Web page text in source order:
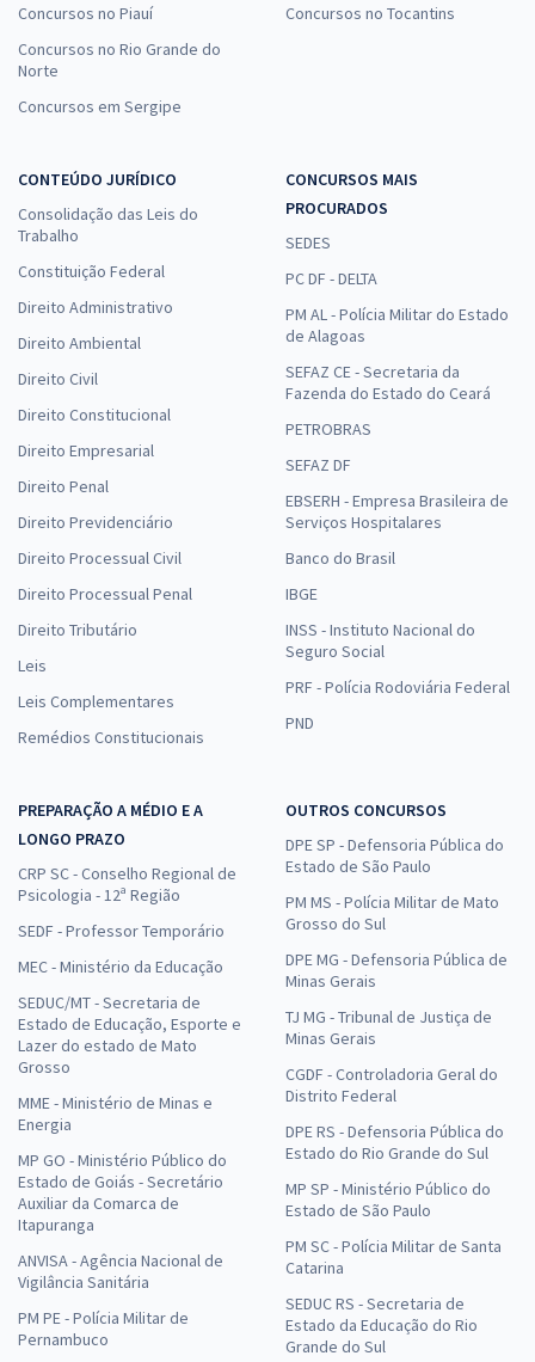
Concursos no Piauí
Concursos no Rio Grande do
Norte
Concursos em Sergipe
Concursos no Tocantins
CONTEÚDO JURÍDICO
Consolidação das Leis do
Trabalho
Constituição Federal
Direito Administrativo
Direito Ambiental
Direito Civil
Direito Constitucional
Direito Empresarial
Direito Penal
Direito Previdenciário
Direito Processual Civil
Direito Processual Penal
Direito Tributário
Leis
Leis Complementares
Remédios Constitucionais
CONCURSOS MAIS
PROCURADOS
SEDES
PC DF - DELTA
PM AL - Polícia Militar do Estado
de Alagoas
SEFAZ CE - Secretaria da
Fazenda do Estado do Ceará
PETROBRAS
SEFAZ DF
EBSERH - Empresa Brasileira de
Serviços Hospitalares
Banco do Brasil
IBGE
INSS - Instituto Nacional do
Seguro Social
PRF - Polícia Rodoviária Federal
PND
PREPARAÇÃO A MÉDIO E A
LONGO PRAZO
CRP SC - Conselho Regional de
Psicologia - 12ª Região
SEDF - Professor Temporário
MEC - Ministério da Educação
SEDUC/MT - Secretaria de
Estado de Educação, Esporte e
Lazer do estado de Mato
Grosso
MME - Ministério de Minas e
Energia
MP GO - Ministério Público do
Estado de Goiás - Secretário
Auxiliar da Comarca de
Itapuranga
ANVISA - Agência Nacional de
Vigilância Sanitária
PM PE - Polícia Militar de
Pernambuco
OUTROS CONCURSOS
DPE SP - Defensoria Pública do
Estado de São Paulo
PM MS - Polícia Militar de Mato
Grosso do Sul
DPE MG - Defensoria Pública de
Minas Gerais
TJ MG - Tribunal de Justiça de
Minas Gerais
CGDF - Controladoria Geral do
Distrito Federal
DPE RS - Defensoria Pública do
Estado do Rio Grande do Sul
MP SP - Ministério Público do
Estado de São Paulo
PM SC - Polícia Militar de Santa
Catarina
SEDUC RS - Secretaria de
Estado da Educação do Rio
Grande do Sul